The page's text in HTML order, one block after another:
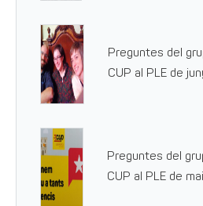
Preguntes del
CUP al PLE de
Preguntes del
CUP al PLE de